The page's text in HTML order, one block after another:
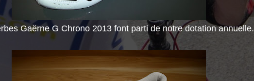
Gaërne G Chrono 2013 font parti de notre dotation annuelle.